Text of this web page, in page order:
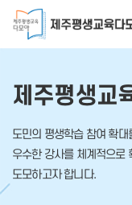
본문 바로가기
제주평생교
도민의 평생학습 참여 확
우수한 강사를 체계적으로
도모하고자 합니다.